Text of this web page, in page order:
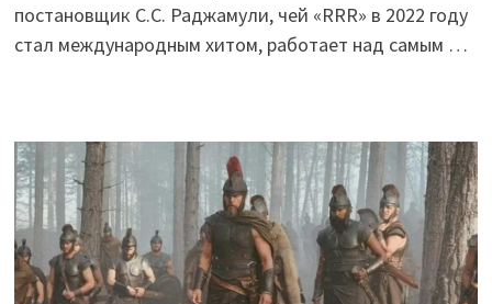
постановщик С.С. Раджамули, чей «RRR» в 2022 году
стал международным хитом, работает над самым …